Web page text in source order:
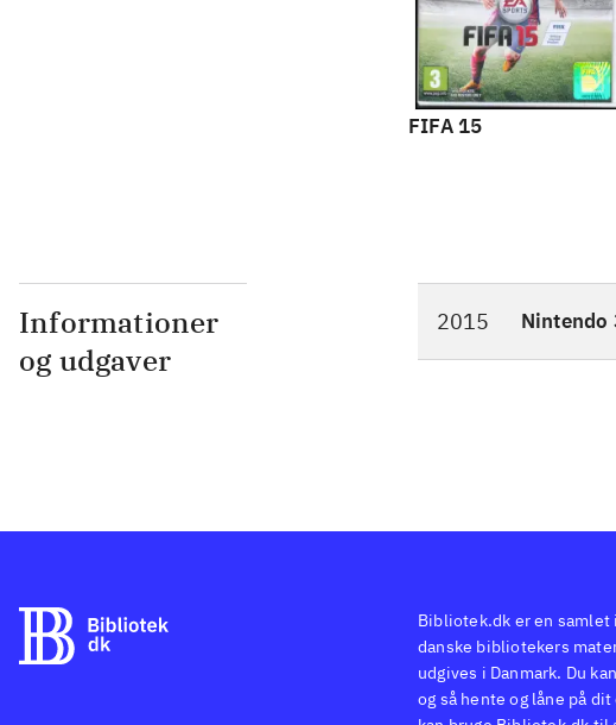
FIFA 15
Informationer
og udgaver
2015 Nintendo
Bibliotek.dk er en samlet
danske bibliotekers
udgives i Danmark. Du
og så hente og låne på